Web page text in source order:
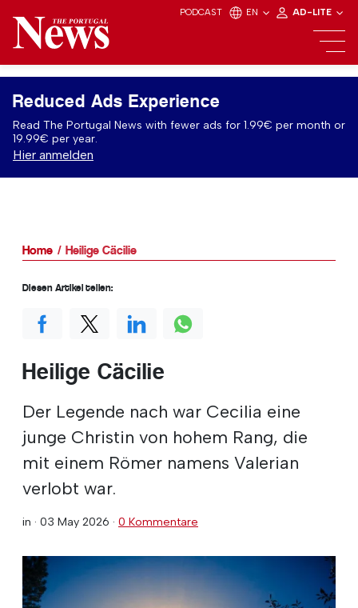
PODCAST EN AD-LITE
Reduced Ads Experience
Read The Portugal News with fewer ads for 1.99€ per month or
19.99€ per year.
Hier anmelden
Home Heilige Cäcilie
Heilige Cäcilie
Der Legende nach war Cecilia eine
junge Christin von hohem Rang, die
mit einem Römer namens Valerian
verlobt war.
in · 03 May 2026 · 0 Kommentare
Diesen Artikel teilen: